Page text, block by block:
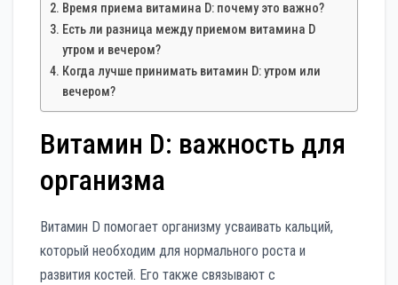
Время приема витамина D: почему это важно?
Есть ли разница между приемом витамина D
утром и вечером?
Когда лучше принимать витамин D: утром или
вечером?
Витамин D: важность для
организма
Витамин D помогает организму усваивать кальций,
который необходим для нормального роста и
развития костей. Его также связывают с